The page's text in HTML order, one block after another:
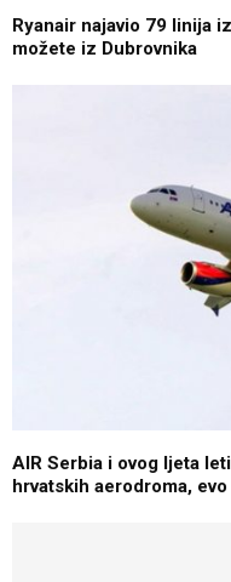
Ryanair najavio 79 linija
možete iz Dubrovnika
AIR Serbia i ovog ljeta
hrvatskih aerodroma,